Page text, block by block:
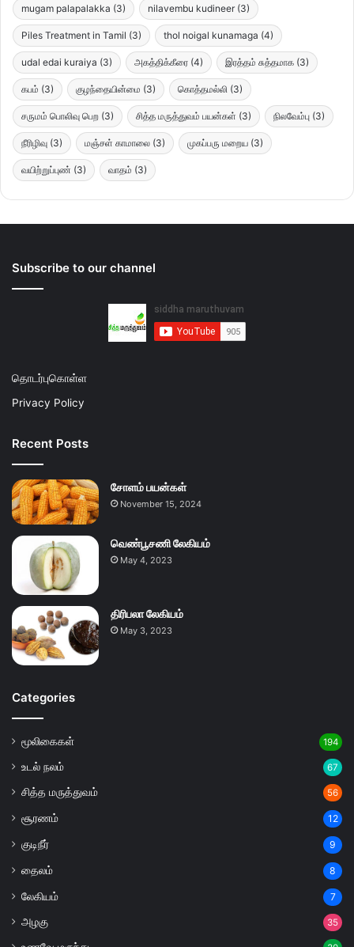
mugam palapalakka (3) nilavembu kudineer (3)
Piles Treatment in Tamil (3) thol noigal kunamaga (4)
udal edai kuraiya (3) அகத்திக்கீரை (4) இரத்தம் சுத்தமாக (3)
கபம் (3) குழந்தையின்மை (3) கொத்தமல்லி (3)
சருமம் பொலிவு பெற (3) சித்த மருத்துவம் பயன்கள் (3) நிலவேம்பு (3)
நீரிழிவு (3) மஞ்சள் காமாலை (3) முகப்பரு மறைய (3)
வயிற்றுப்புண் (3) வாதம் (3)
Subscribe to our channel
தொடர்புகொள்ள
Privacy Policy
Recent Posts
சோளம் பயன்கள்
November 15, 2024
வெண்பூசணி லேகியம்
May 4, 2023
திரிபலா லேகியம்
May 3, 2023
Categories
மூலிகைகள் 194
உடல் நலம் 67
சித்த மருத்துவம் 56
சூரணம் 12
குடிநீர் 9
தைலம் 8
லேகியம் 7
அழகு 35